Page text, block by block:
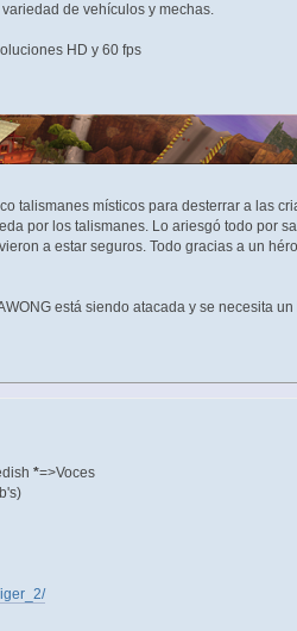
de vehículos y mechas.
HD y 60 fps
talismanes místicos para desterrar a las
por los talismanes. Lo ariesgó todo por
a estar seguros. Todo gracias a un
está siendo atacada y se necesita
*=>Voces